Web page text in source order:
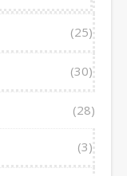
(25)
(30)
(28)
(3)